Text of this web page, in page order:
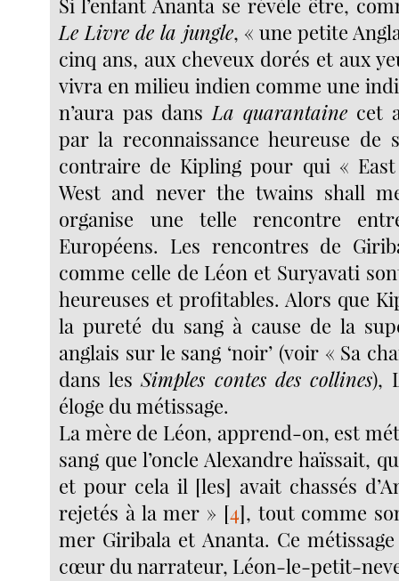
Si l’enfant Ananta se révèle être,
Le Livre de la jungle, « une petite
cinq ans, aux cheveux dorés et aux
vivra en milieu indien comme une
n’aura pas dansLa quarantaine cet
par la reconnaissance heureuse de
contraire de Kipling pour qui «
West and never the twains shall
organise une telle rencontre
Européens. Les rencontres de
comme celle de Léon et Suryavati
heureuses et profitables. Alors que
la pureté du sang à cause de la
anglais sur le sang ‘noir’ (voir « Sa
dans lesSimples contes des collines),
éloge du métissage.
La mère de Léon, apprend-on, est
sang que l’oncle Alexandre haïssait,
et pour cela il [les] avait chassés
rejetés à la mer » [4], tout comme
mer Giribala et Ananta. Ce
cœur du narrateur, Léon-le-petit-